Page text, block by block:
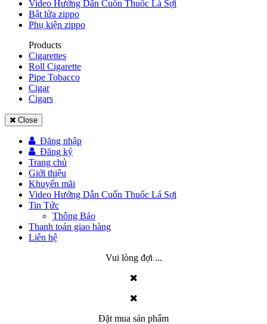
Video Hướng Dẫn Cuốn Thuốc Lá Sợi
Bật lửa zippo
Phụ kiện zippo
Products
Cigarettes
Roll Cigarette
Pipe Tobacco
Cigar
Cigars
Close
Đăng nhập
Đăng ký
Trang chủ
Giới thiệu
Khuyến mãi
Video Hướng Dẫn Cuốn Thuốc Lá Sợi
Tin Tức
Thông Báo
Thanh toán giao hàng
Liên hệ
Vui lòng đợi ...
Đặt mua sản phẩm